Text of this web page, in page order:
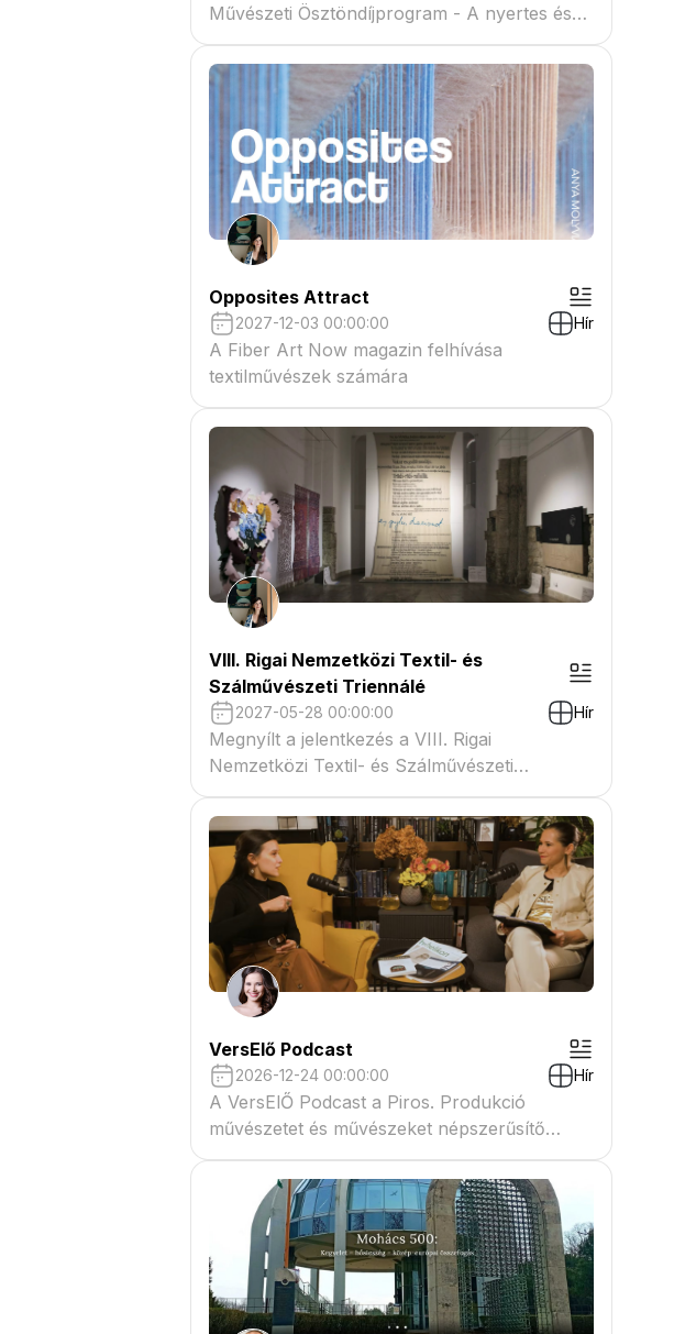
Művészeti Ösztöndíjprogram - A nyertes és
tartaléklistás pályázók névsora megtekinthető
a csatolmányban
Opposites Attract
2027-12-03 00:00:00 Hír
A Fiber Art Now magazin felhívása
textilművészek számára
VIII. Rigai Nemzetközi Textil- és
Szálművészeti Triennálé
2027-05-28 00:00:00 Hír
Megnyílt a jelentkezés a VIII. Rigai
Nemzetközi Textil- és Szálművészeti
Triennáléra
VersElő Podcast
2026-12-24 00:00:00 Hír
A VersElŐ Podcast a Piros. Produkció
művészetet és művészeket népszerűsítő
beszélgető műsora